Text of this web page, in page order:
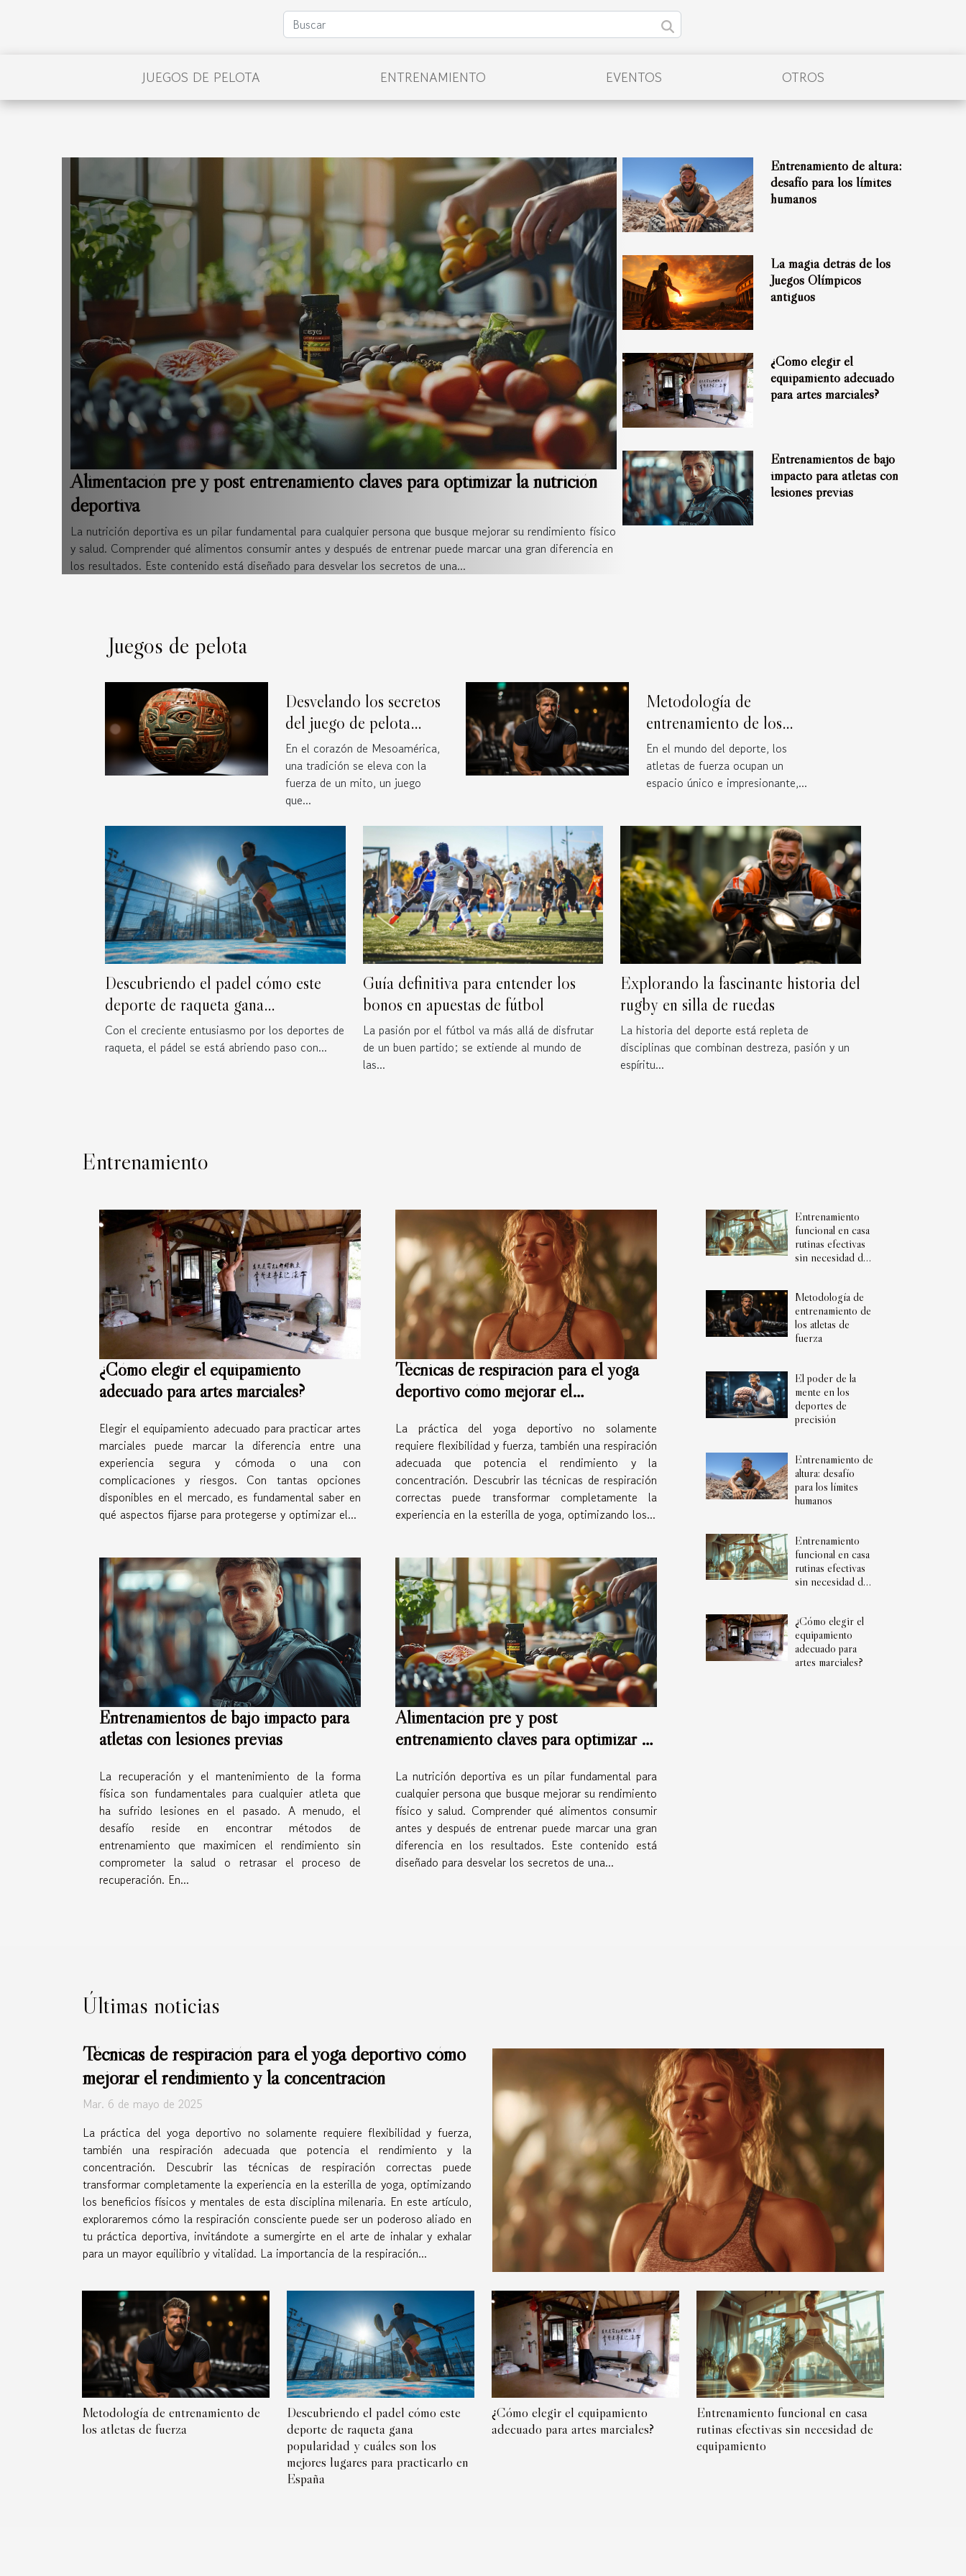
JUEGOS DE PELOTA ENTRENAMIENTO EVENTOS OTROS
Alimentación pre y post entrenamiento claves para optimizar la nutrición
deportiva
La nutrición deportiva es un pilar fundamental para cualquier persona que busque mejorar su rendimiento físico
y salud. Comprender qué alimentos consumir antes y después de entrenar puede marcar una gran diferencia en
los resultados. Este contenido está diseñado para desvelar los secretos de una...
Entrenamiento de altura:
desafío para los límites
humanos
La magia detrás de los
Juegos Olímpicos
antiguos
¿Cómo elegir el
equipamiento adecuado
para artes marciales?
Entrenamientos de bajo
impacto para atletas con
lesiones previas
Juegos de pelota
Descubriendo el padel cómo este
deporte de raqueta gana
popularidad y cuáles son los mejores
lugares para practicarlo en España
Con el creciente entusiasmo por los deportes de
raqueta, el pádel se está abriendo paso con...
Guía definitiva para entender los
bonos en apuestas de fútbol
La pasión por el fútbol va más allá de disfrutar
de un buen partido; se extiende al mundo de
las...
Explorando la fascinante historia del
rugby en silla de ruedas
La historia del deporte está repleta de
disciplinas que combinan destreza, pasión y un
espíritu...
Desvelando los secretos
del juego de pelota
Mesoamericano
En el corazón de Mesoamérica,
una tradición se eleva con la
fuerza de un mito, un juego
que...
Metodología de
entrenamiento de los
atletas de fuerza
En el mundo del deporte, los
atletas de fuerza ocupan un
espacio único e impresionante,...
Entrenamiento
¿Cómo elegir el equipamiento
adecuado para artes marciales?
Elegir el equipamiento adecuado para practicar artes
marciales puede marcar la diferencia entre una
experiencia segura y cómoda o una con
complicaciones y riesgos. Con tantas opciones
disponibles en el mercado, es fundamental saber en
qué aspectos fijarse para protegerse y optimizar el...
Técnicas de respiración para el yoga
deportivo cómo mejorar el
La práctica del yoga deportivo no solamente
requiere flexibilidad y fuerza, también una respiración
adecuada que potencia el rendimiento y la
concentración. Descubrir las técnicas de respiración
correctas puede transformar completamente la
experiencia en la esterilla de yoga, optimizando los...
Entrenamientos de bajo impacto para
atletas con lesiones previas
La recuperación y el mantenimiento de la forma
física son fundamentales para cualquier atleta que
ha sufrido lesiones en el pasado. A menudo, el
desafío reside en encontrar métodos de
entrenamiento que maximicen el rendimiento sin
comprometer la salud o retrasar el proceso de
recuperación. En...
Alimentación pre y post
entrenamiento claves para optimizar la
La nutrición deportiva es un pilar fundamental para
cualquier persona que busque mejorar su rendimiento
físico y salud. Comprender qué alimentos consumir
antes y después de entrenar puede marcar una gran
diferencia en los resultados. Este contenido está
diseñado para desvelar los secretos de una...
Entrenamiento
funcional en casa
rutinas efectivas
sin necesidad de
Metodología de
entrenamiento de
los atletas de
fuerza
El poder de la
mente en los
deportes de
precisión
Entrenamiento de
altura: desafío
para los límites
humanos
Entrenamiento
funcional en casa
rutinas efectivas
sin necesidad de
¿Cómo elegir el
equipamiento
adecuado para
artes marciales?
Últimas noticias
Técnicas de respiración para el yoga deportivo cómo
mejorar el rendimiento y la concentración
Mar. 6 de mayo de 2025
La práctica del yoga deportivo no solamente requiere flexibilidad y fuerza,
también una respiración adecuada que potencia el rendimiento y la
concentración. Descubrir las técnicas de respiración correctas puede
transformar completamente la experiencia en la esterilla de yoga, optimizando
los beneficios físicos y mentales de esta disciplina milenaria. En este artículo,
exploraremos cómo la respiración consciente puede ser un poderoso aliado en
tu práctica deportiva, invitándote a sumergirte en el arte de inhalar y exhalar
para un mayor equilibrio y vitalidad. La importancia de la respiración...
Metodología de entrenamiento de
los atletas de fuerza
Descubriendo el padel cómo este
deporte de raqueta gana
popularidad y cuáles son los
mejores lugares para practicarlo en
España
¿Cómo elegir el equipamiento
adecuado para artes marciales?
Entrenamiento funcional en casa
rutinas efectivas sin necesidad de
equipamiento